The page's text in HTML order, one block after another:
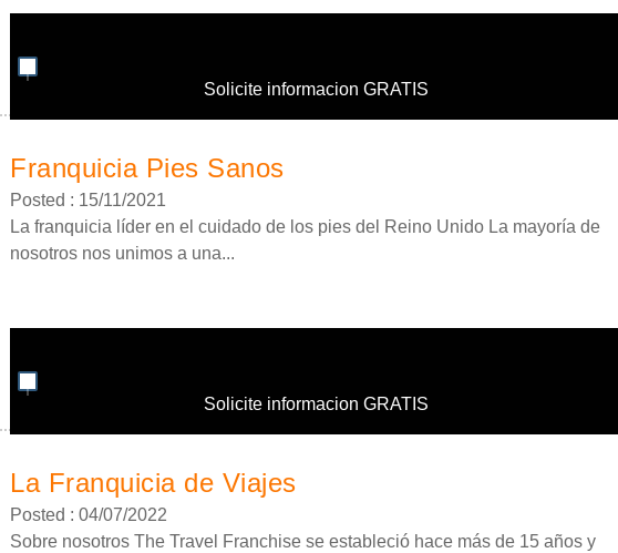
Solicite informacion GRATIS
Franquicia Pies Sanos
Posted : 15/11/2021
La franquicia líder en el cuidado de los pies del Reino Unido La mayoría de
nosotros nos unimos a una...
Solicite informacion GRATIS
La Franquicia de Viajes
Posted : 04/07/2022
Sobre nosotros The Travel Franchise se estableció hace más de 15 años y